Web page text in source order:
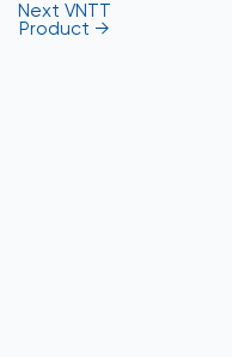
Next VNTT
Product →